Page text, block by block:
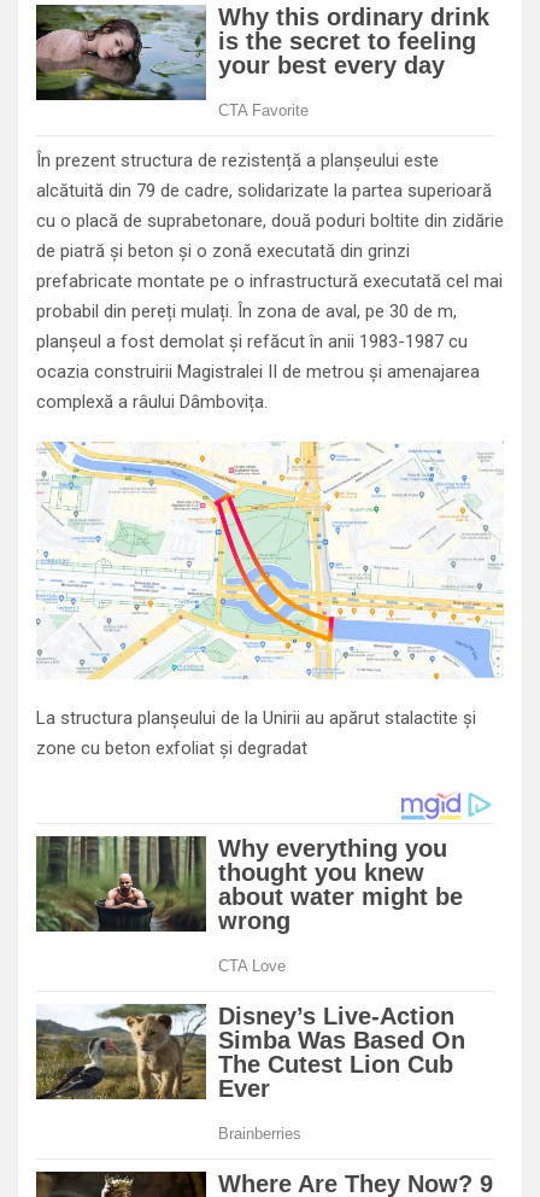
În prezent structura de rezistență a planșeului este
alcătuită din 79 de cadre, solidarizate la partea superioară
cu o placă de suprabetonare, două poduri boltite din zidărie
de piatră și beton și o zonă executată din grinzi
prefabricate montate pe o infrastructură executată cel mai
probabil din pereți mulați. În zona de aval, pe 30 de m,
planșeul a fost demolat și refăcut în anii 1983-1987 cu
ocazia construirii Magistralei II de metrou și amenajarea
complexă a râului Dâmbovița.
La structura planșeului de la Unirii au apărut stalactite și
zone cu beton exfoliat și degradat